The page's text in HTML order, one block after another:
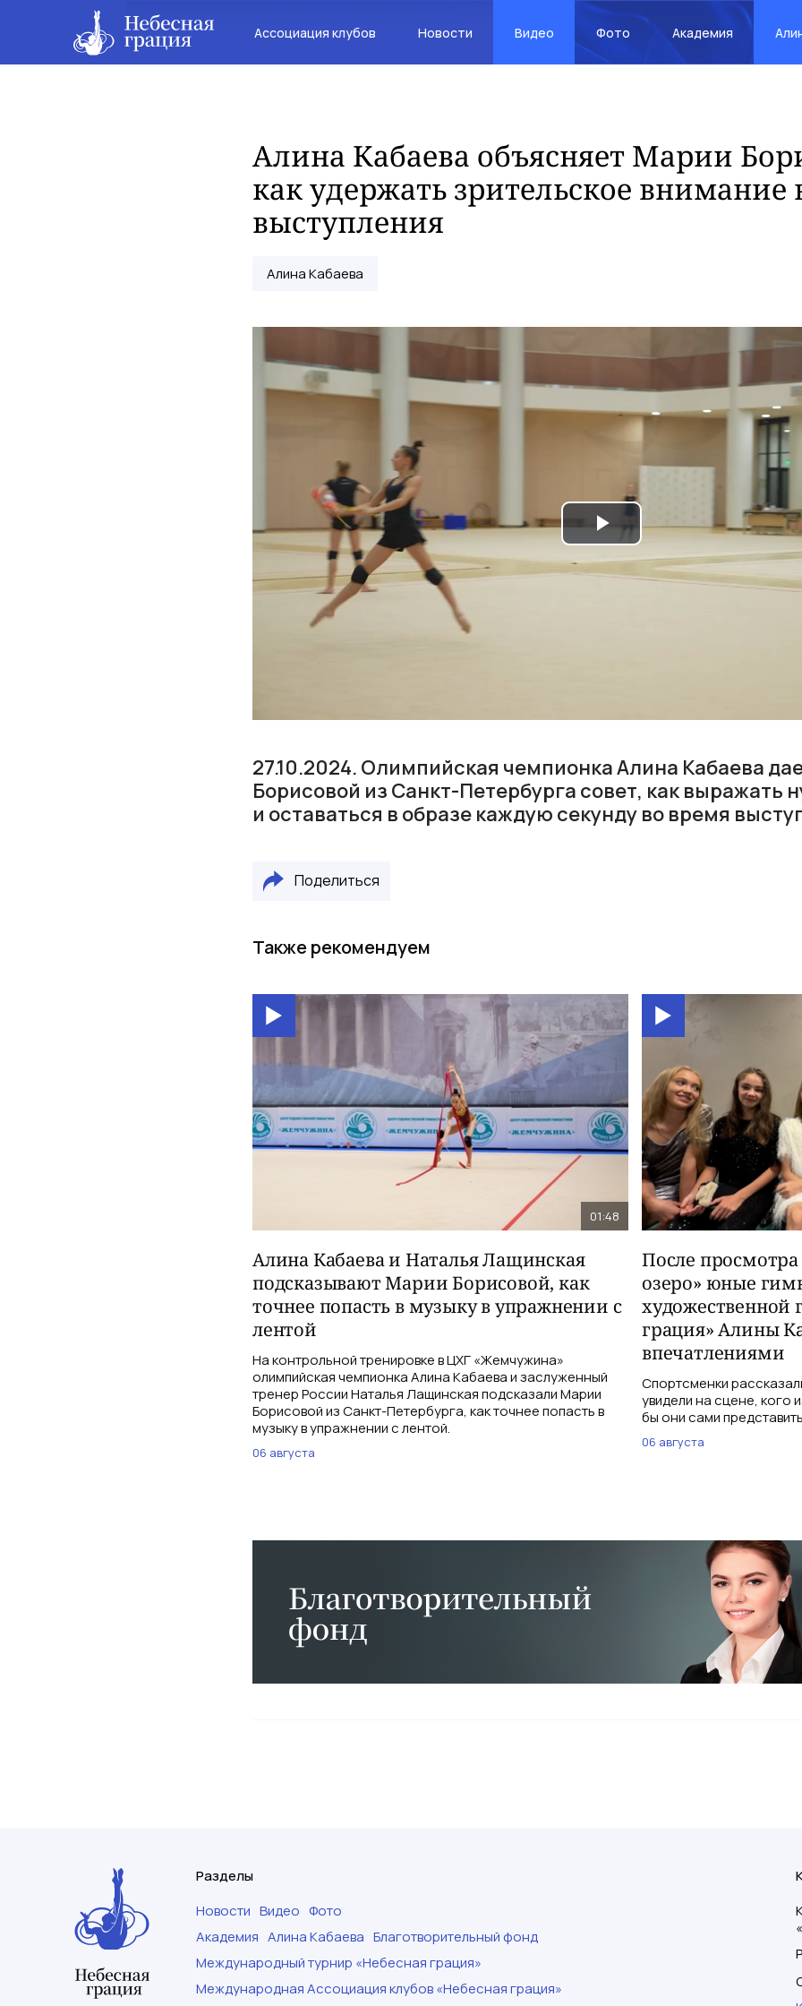
Ассоциация клубов Новости Видео Фото Академия
Алина Кабаева объясняет Марии
как удержать зрительское внимание
выступления
Алина Кабаева
Play
Video
27.10.2024. Олимпийская чемпионка Алина Кабаева
Борисовой из Санкт-Петербурга совет, как выражать
и оставаться в образе каждую секунду во время
Поделиться
Также рекомендуем
01:48
Алина Кабаева и Наталья Лащинская
подсказывают Марии Борисовой, как
точнее попасть в музыку в упражнении с
лентой
На контрольной тренировке в ЦХГ «Жемчужина»
олимпийская чемпионка Алина Кабаева и заслуженный
тренер России Наталья Лащинская подсказали Марии
Борисовой из Санкт-Петербурга, как точнее попасть в
музыку в упражнении с лентой.
06 августа
После просмотра
озеро» юные
художественной
грация» Алины
впечатлениями
Спортсменки
увидели на сцене, кого
бы они сами
06 августа
Разделы
Новости Видео Фото
Академия Алина Кабаева Благотворительный фонд
Международный турнир «Небесная грация»
Международная Ассоциация клубов «Небесная грация»